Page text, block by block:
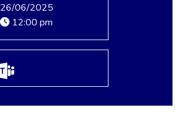
26/06/2025
12:00 pm